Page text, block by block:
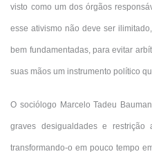
visto como um dos órgãos
esse ativismo não deve ser
bem fundamentadas, para evitar
suas mãos um instrumento político
O sociólogo Marcelo Tadeu
graves desigualdades e
transformando-o em pouco tempo